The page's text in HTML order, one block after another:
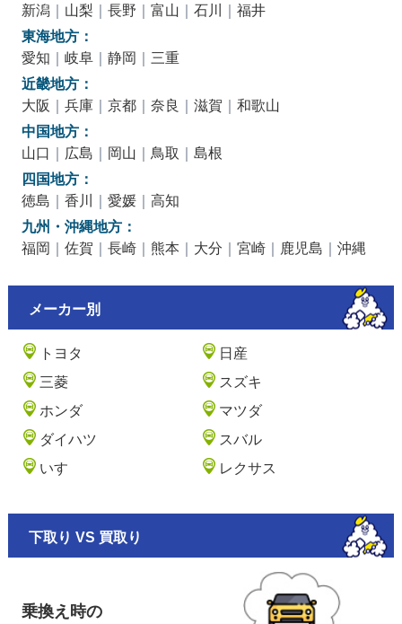
新潟 ｜ 山梨 ｜ 長野 ｜ 富山 ｜ 石川 ｜ 福井
東海地方：
愛知 ｜ 岐阜｜ 静岡 ｜ 三重
近畿地方：
大阪 ｜ 兵庫｜ 京都｜ 奈良 ｜ 滋賀 ｜ 和歌山
中国地方：
山口 ｜ 広島 ｜ 岡山 ｜ 鳥取 ｜ 島根
四国地方：
徳島 ｜ 香川 ｜ 愛媛｜ 高知
九州・沖縄地方：
福岡 ｜ 佐賀 ｜ 長崎｜ 熊本 ｜ 大分 ｜ 宮崎｜ 鹿児島 ｜ 沖縄
メーカー別
トヨタ
日産
三菱
スズキ
ホンダ
マツダ
ダイハツ
スバル
いすゞ
レクサス
下取り VS 買取り
乗換え時の